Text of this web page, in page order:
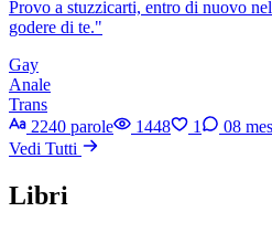
Provo a stuzzicarti, entro di nuovo
godere di te."
Gay
Anale
Trans
2240 parole
1448 1 08
Vedi Tutti
Libri